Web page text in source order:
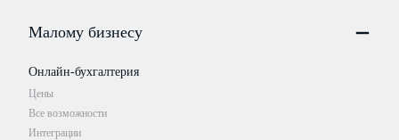
Малому бизнесу
Онлайн-бухгалтерия
Цены
Все возможности
Интеграции